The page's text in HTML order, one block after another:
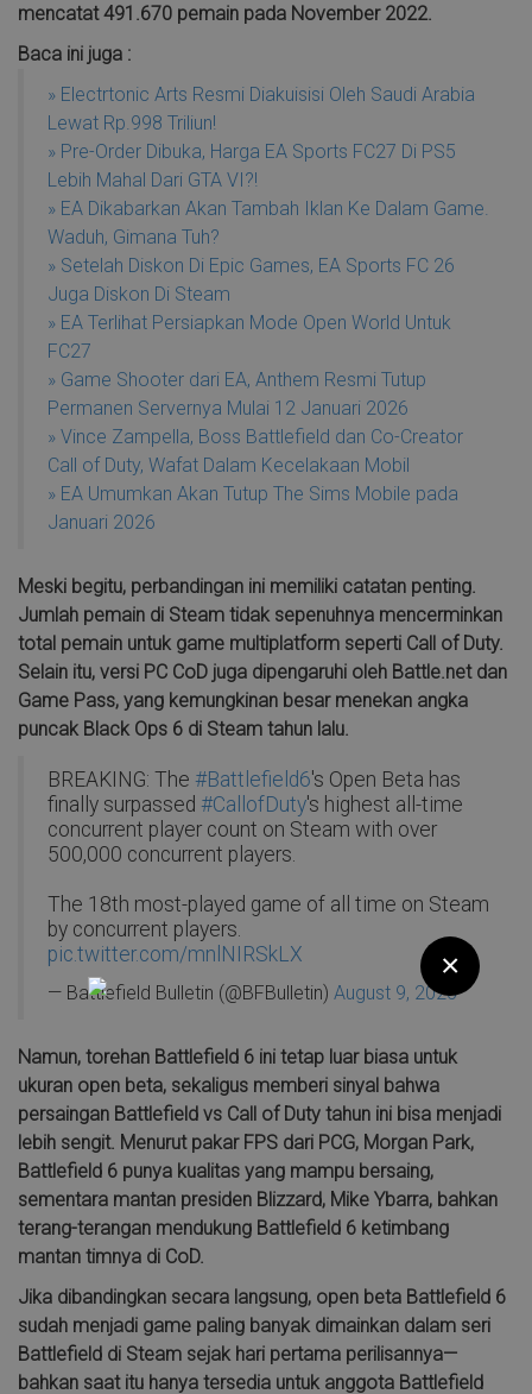
×
mencatat 491.670 pemain pada November 2022.
Baca ini juga :
» Electrtonic Arts Resmi Diakuisisi Oleh Saudi Arabia
Lewat Rp.998 Triliun!
» Pre-Order Dibuka, Harga EA Sports FC27 Di PS5
Lebih Mahal Dari GTA VI?!
» EA Dikabarkan Akan Tambah Iklan Ke Dalam Game.
Waduh, Gimana Tuh?
» Setelah Diskon Di Epic Games, EA Sports FC 26
Juga Diskon Di Steam
» EA Terlihat Persiapkan Mode Open World Untuk
FC27
» Game Shooter dari EA, Anthem Resmi Tutup
Permanen Servernya Mulai 12 Januari 2026
» Vince Zampella, Boss Battlefield dan Co-Creator
Call of Duty, Wafat Dalam Kecelakaan Mobil
» EA Umumkan Akan Tutup The Sims Mobile pada
Januari 2026
Meski begitu, perbandingan ini memiliki catatan penting.
Jumlah pemain di Steam tidak sepenuhnya mencerminkan
total pemain untuk game multiplatform seperti Call of Duty.
Selain itu, versi PC CoD juga dipengaruhi oleh Battle.net dan
Game Pass, yang kemungkinan besar menekan angka
puncak Black Ops 6 di Steam tahun lalu.
BREAKING: The #Battlefield6's Open Beta has
finally surpassed #CallofDuty's highest all-time
concurrent player count on Steam with over
500,000 concurrent players.
The 18th most-played game of all time on Steam
by concurrent players.
pic.twitter.com/mnlNIRSkLX
— Battlefield Bulletin (@BFBulletin) August 9, 2025
Namun, torehan Battlefield 6 ini tetap luar biasa untuk
ukuran open beta, sekaligus memberi sinyal bahwa
persaingan Battlefield vs Call of Duty tahun ini bisa menjadi
lebih sengit. Menurut pakar FPS dari PCG, Morgan Park,
Battlefield 6 punya kualitas yang mampu bersaing,
sementara mantan presiden Blizzard, Mike Ybarra, bahkan
terang-terangan mendukung Battlefield 6 ketimbang
mantan timnya di CoD.
Jika dibandingkan secara langsung, open beta Battlefield 6
sudah menjadi game paling banyak dimainkan dalam seri
Battlefield di Steam sejak hari pertama perilisannya—
bahkan saat itu hanya tersedia untuk anggota Battlefield